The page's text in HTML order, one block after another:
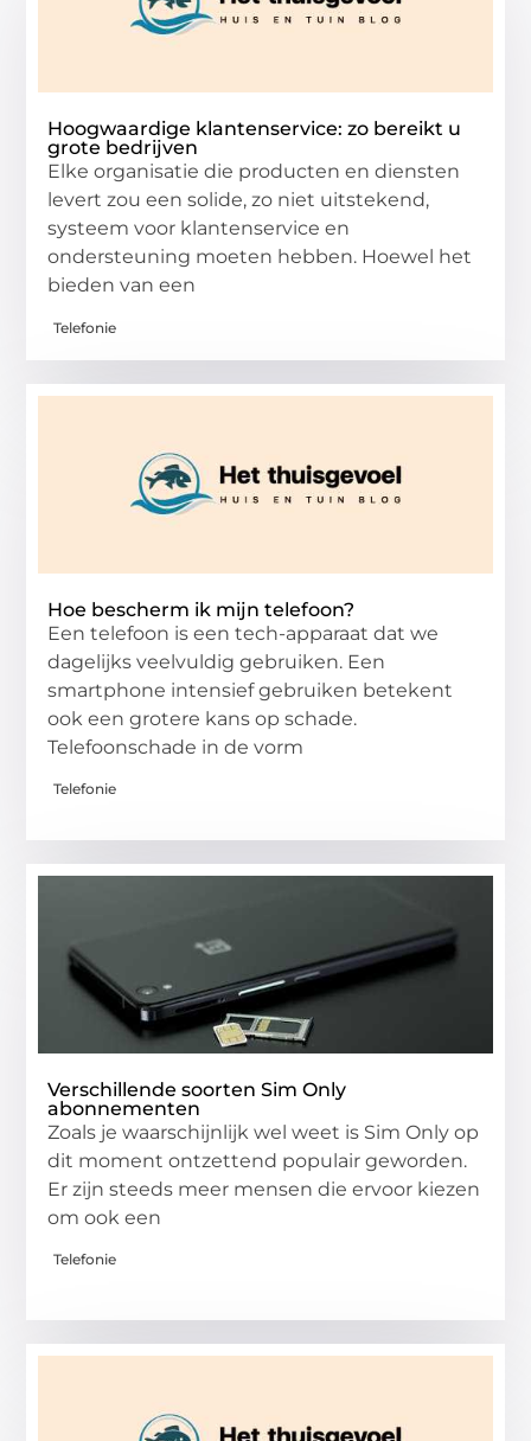
Hoogwaardige klantenservice: zo bereikt u
grote bedrijven
Elke organisatie die producten en diensten
levert zou een solide, zo niet uitstekend,
systeem voor klantenservice en
ondersteuning moeten hebben. Hoewel het
bieden van een
Telefonie
Hoe bescherm ik mijn telefoon?
Een telefoon is een tech-apparaat dat we
dagelijks veelvuldig gebruiken. Een
smartphone intensief gebruiken betekent
ook een grotere kans op schade.
Telefoonschade in de vorm
Telefonie
Verschillende soorten Sim Only
abonnementen
Zoals je waarschijnlijk wel weet is Sim Only op
dit moment ontzettend populair geworden.
Er zijn steeds meer mensen die ervoor kiezen
om ook een
Telefonie